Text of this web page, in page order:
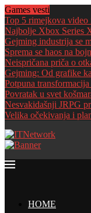
Games vesti
Top 5 rimejkova video
Najbolje Xbox Series
Gejming industrija se
Sprema se haos na
Neispričana priča o
Gejming: Od grafike
Potpuna
Povratak u svet
Nesvakidašnji JRPG
Velika očekivanja i
HOME